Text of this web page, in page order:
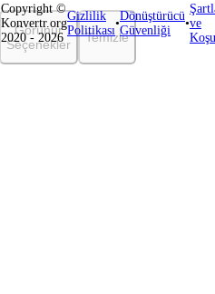
Görünür
Seçenekler
Temizle
Copyright ©
Konvertr.org
2020 - 2026
Gizlilik
Politikası
•
Dönüştürücü
Güvenliği
•ve